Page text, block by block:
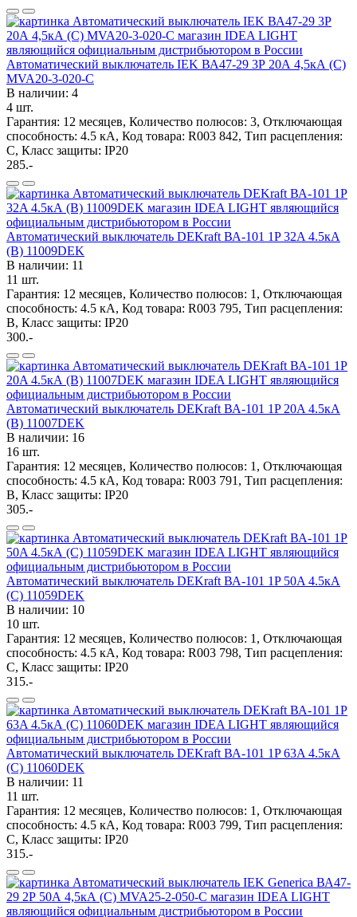
Автоматический выключатель IEK ВА47-29 3Р 20А 4,5кА (С)
MVA20-3-020-C
В наличии: 4
4 шт.
Гарантия: 12 месяцев, Количество полюсов: 3, Отключающая
способность: 4.5 кА, Код товара: R003 842, Тип расцепления:
C, Класс защиты: IP20
285.-
Автоматический выключатель DEKraft ВА-101 1P 32A 4.5кА
(B) 11009DEK
В наличии: 11
11 шт.
Гарантия: 12 месяцев, Количество полюсов: 1, Отключающая
способность: 4.5 кА, Код товара: R003 795, Тип расцепления:
B, Класс защиты: IP20
300.-
Автоматический выключатель DEKraft ВА-101 1P 20A 4.5кА
(B) 11007DEK
В наличии: 16
16 шт.
Гарантия: 12 месяцев, Количество полюсов: 1, Отключающая
способность: 4.5 кА, Код товара: R003 791, Тип расцепления:
B, Класс защиты: IP20
305.-
Автоматический выключатель DEKraft ВА-101 1P 50A 4.5кА
(C) 11059DEK
В наличии: 10
10 шт.
Гарантия: 12 месяцев, Количество полюсов: 1, Отключающая
способность: 4.5 кА, Код товара: R003 798, Тип расцепления:
C, Класс защиты: IP20
315.-
Автоматический выключатель DEKraft ВА-101 1P 63A 4.5кА
(C) 11060DEK
В наличии: 11
11 шт.
Гарантия: 12 месяцев, Количество полюсов: 1, Отключающая
способность: 4.5 кА, Код товара: R003 799, Тип расцепления:
C, Класс защиты: IP20
315.-